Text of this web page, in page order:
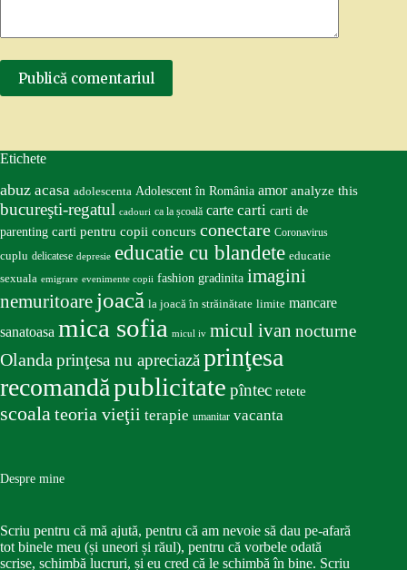
Publică comentariul
Etichete
abuz acasa adolescenta Adolescent în România amor analyze this
bucureşti-regatul cadouri ca la școală carte carti carti de
parenting carti pentru copii concurs conectare Coronavirus
cuplu delicatese depresie educatie cu blandete educatie
sexuala emigrare evenimente copii fashion gradinita imagini
nemuritoare joacă la joacă în străinătate limite mancare
sanatoasa mica sofia micul iv micul ivan nocturne
Olandaprinţesa nu apreciazăprinţesa
recomandăpublicitate pîntec retete
scoalateoria vieţii terapie umanitar vacanta
Despre mine
Scriu pentru că mă ajută, pentru că am nevoie să dau pe-afară
tot binele meu (și uneori și răul), pentru că vorbele odată
scrise, schimbă lucruri, și eu cred că le schimbă în bine. Scriu